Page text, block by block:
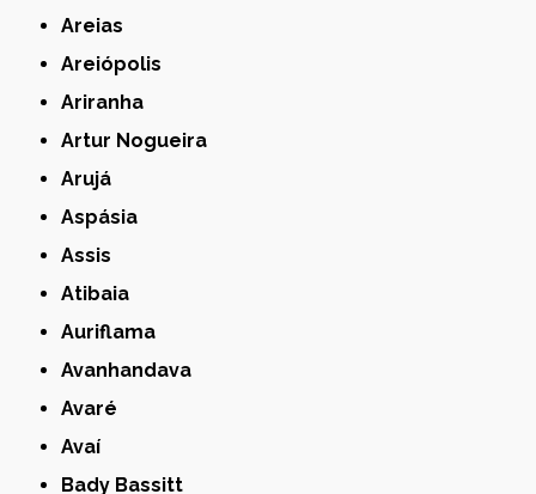
Areias
Areiópolis
Ariranha
Artur Nogueira
Arujá
Aspásia
Assis
Atibaia
Auriflama
Avanhandava
Avaré
Avaí
Bady Bassitt